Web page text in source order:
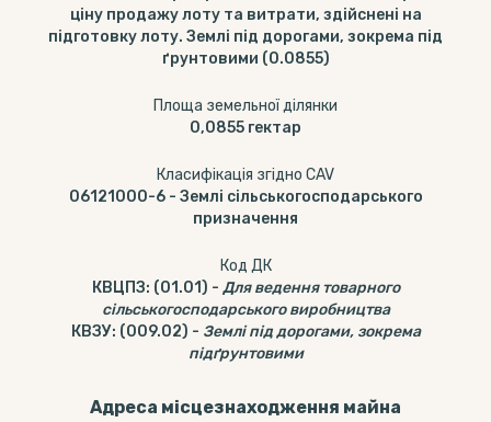
ціну продажу лоту та витрати, здійснені на
підготовку лоту. Землі під дорогами, зокрема під
ґрунтовими (0.0855)
Площа земельної ділянки
0,0855 гектар
Класифікація згідно CAV
06121000-6- Землі сільськогосподарського
призначення
Код ДК
КВЦПЗ: (01.01) - Для ведення товарного
сільськогосподарського виробництва
КВЗУ: (009.02) - Землі під дорогами, зокрема
підґрунтовими
Адреса місцезнаходження майна